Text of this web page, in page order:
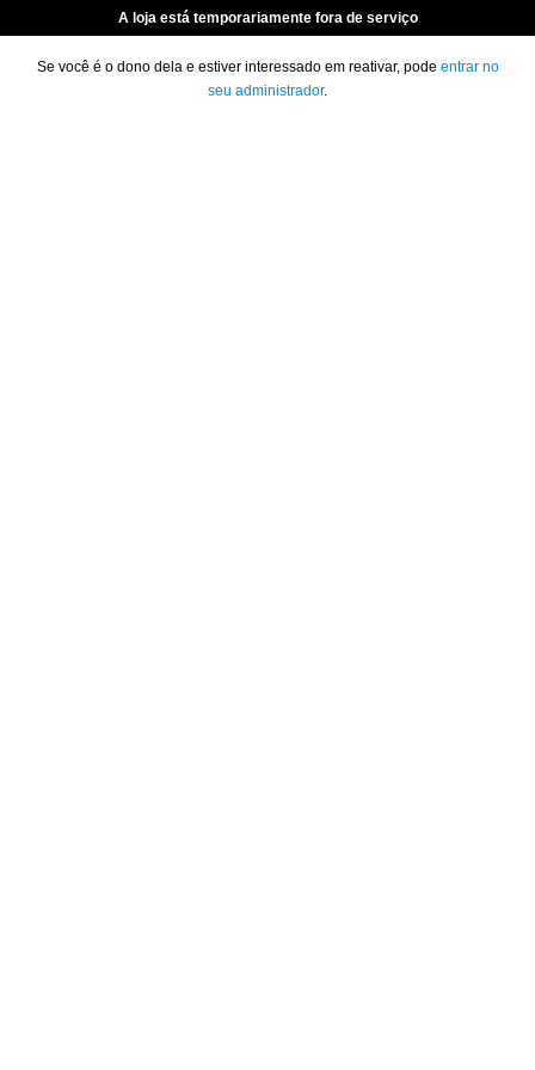
A loja está temporariamente fora de serviço
Se você é o dono dela e estiver interessado em reativar, pode entrar no
seu administrador.